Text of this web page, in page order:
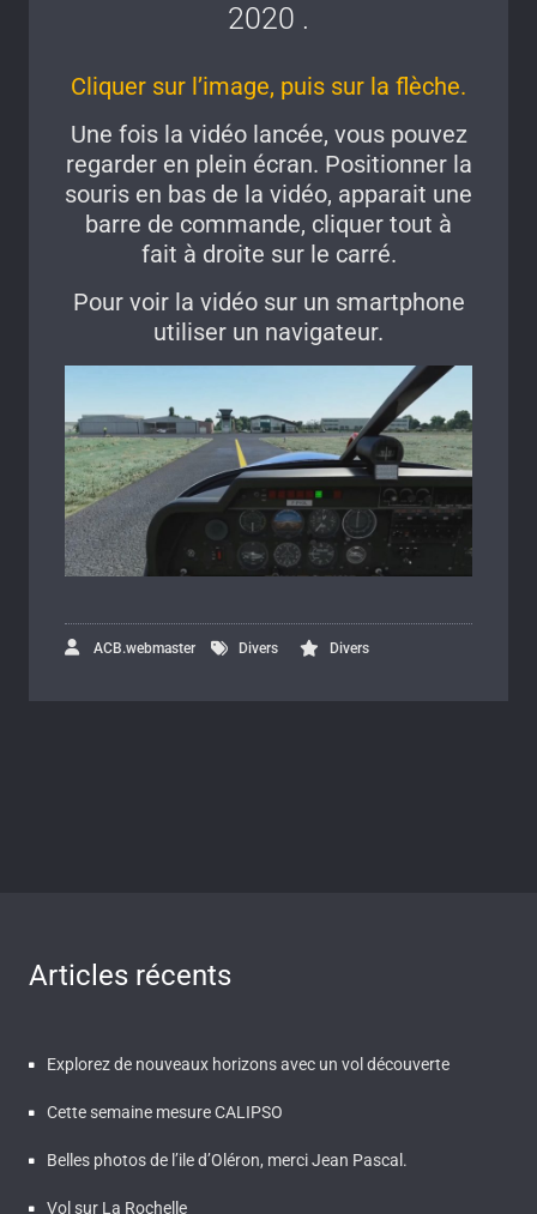
2020 .
Cliquer sur l’image, puis sur la flèche.
Une fois la vidéo lancée, vous pouvez
regarder en plein écran. Positionner la
souris en bas de la vidéo, apparait une
barre de commande, cliquer tout à
fait à droite sur le carré.
Pour voir la vidéo sur un smartphone
utiliser un navigateur.
ACB.webmaster Divers Divers
Articles récents
Explorez de nouveaux horizons avec un vol découverte
Cette semaine mesure CALIPSO
Belles photos de l’ile d’Oléron, merci Jean Pascal.
Vol sur La Rochelle